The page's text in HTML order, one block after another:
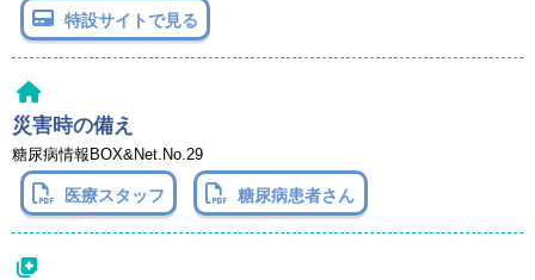
特設サイトで見る
災害時の備え
糖尿病情報BOX&Net.No.29
医療スタッフ 糖尿病患者さん